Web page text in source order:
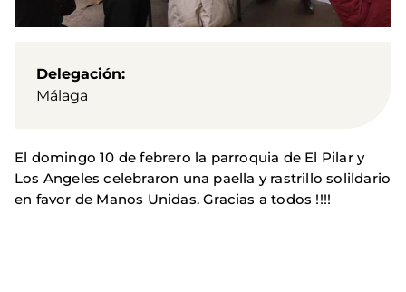
Delegación
Málaga
El domingo 10 de febrero la parroquia de El Pilar y
Los Angeles celebraron una paella y rastrillo solildario
en favor de Manos Unidas. Gracias a todos !!!!